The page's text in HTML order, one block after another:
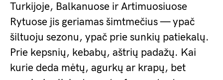
Turkijoje, Balkanuose ir Artimuosiuose
Rytuose jis geriamas šimtmečius — ypač
šiltuoju sezonu, ypač prie sunkių patiekalų.
Prie kepsnių, kebabų, aštrių padažų. Kai
kurie deda mėtų, agurkų ar krapų, bet